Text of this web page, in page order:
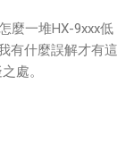
麼一堆HX-9xxx低
有什麼誤解才有這
處。